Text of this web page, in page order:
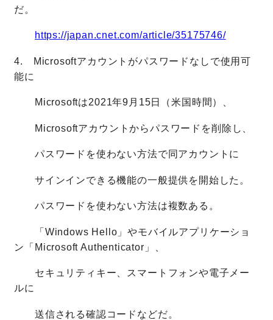
だ。
https://japan.cnet.com/article/35175746/
4. Microsoftアカウントがパスワードなしで使用可
能に
Microsoftは2021年9月15日（米国時間）、
Microsoftアカウントからパスワードを削除し、
パスワードを使わない方法で同アカウントに
サインインできる機能の一般提供を開始した。
パスワードを使わない方法は複数ある。
「Windows Hello」やモバイルアプリケーショ
ン「Microsoft Authenticator」、
セキュリティキー、スマートフォンや電子メー
ルに
送信される確認コードなどだ。